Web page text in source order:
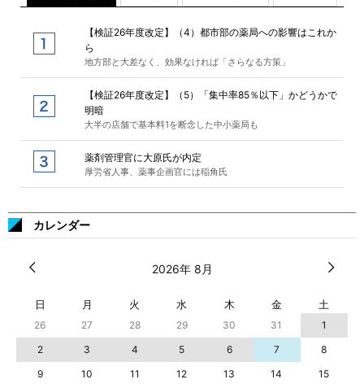
【検証26年度改定】（4）都市部の薬局への影響はこれか
ら
地方部と大差なく、効果なければ「さらなる方策」
【検証26年度改定】（5）「集中率85％以下」かどうかで
明暗
大半の店舗で基本料1を断念した中小薬局も
薬剤管理官に大原氏が内定
厚労省人事、薬事企画官には稲角氏
カレンダー
2026年 8月
日 月 火 水 木 金 土
26 27 28 29 30 31
1
2
3 4 5 6 7
8
9
10 11 12 13 14
15